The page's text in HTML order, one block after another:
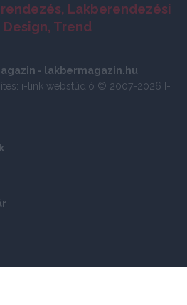
Lakberendezési
Trend
- lakbermagazin.hu
i-link webstúdió © 2007-2026 I-